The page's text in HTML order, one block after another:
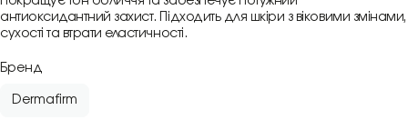
антиоксидантний захист. Підходить для шкіри з віковими змінами,
сухості та втрати еластичності.
Бренд
Dermafirm